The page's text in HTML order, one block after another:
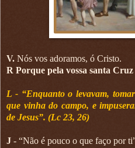
V. Nós vos adoramos, ó Cristo.
R Porque pela vossa santa
L - “Enquanto o levavam,
que vinha do campo, e
de Jesus”. (Lc 23, 26)
J - “Não é pouco o que faço por